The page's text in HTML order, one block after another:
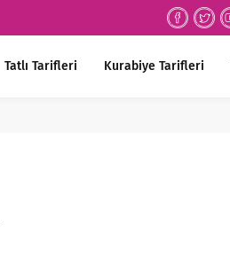
Tatlı Tarifleri Kurabiye Tarifleri